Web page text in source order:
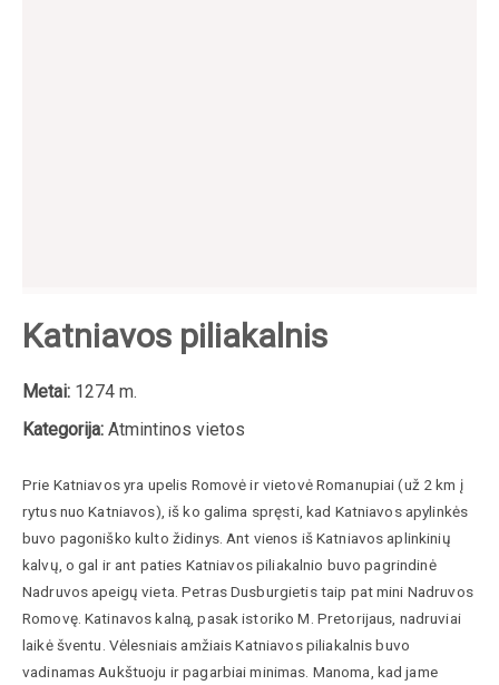
Katniavos piliakalnis
Metai: 1274 m.
Kategorija: Atmintinos vietos
Prie Katniavos yra upelis Romovė ir vietovė Romanupiai (už 2 km į
rytus nuo Katniavos), iš ko galima spręsti, kad Katniavos apylinkės
buvo pagoniško kulto židinys. Ant vienos iš Katniavos aplinkinių
kalvų, o gal ir ant paties Katniavos piliakalnio buvo pagrindinė
Nadruvos apeigų vieta. Petras Dusburgietis taip pat mini Nadruvos
Romovę. Katinavos kalną, pasak istoriko M. Pretorijaus, nadruviai
laikė šventu. Vėlesniais amžiais Katniavos piliakalnis buvo
vadinamas Aukštuoju ir pagarbiai minimas. Manoma, kad jame